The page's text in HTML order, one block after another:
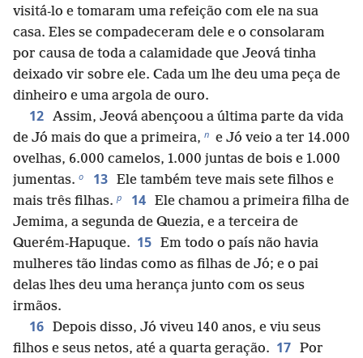
visitá-lo e tomaram uma refeição com ele na sua
casa. Eles se compadeceram dele e o consolaram
por causa de toda a calamidade que Jeová tinha
deixado vir sobre ele. Cada um lhe deu uma peça de
dinheiro e uma argola de ouro.
12 Assim, Jeová abençoou a última parte da vida
de Jó mais do que a primeira, n e Jó veio a ter 14.000
ovelhas, 6.000 camelos, 1.000 juntas de bois e 1.000
jumentas. o 13 Ele também teve mais sete filhos e
mais três filhas. p 14 Ele chamou a primeira filha de
Jemima, a segunda de Quezia, e a terceira de
Querém-Hapuque. 15 Em todo o país não havia
mulheres tão lindas como as filhas de Jó; e o pai
delas lhes deu uma herança junto com os seus
irmãos.
16 Depois disso, Jó viveu 140 anos, e viu seus
filhos e seus netos, até a quarta geração. 17 Por